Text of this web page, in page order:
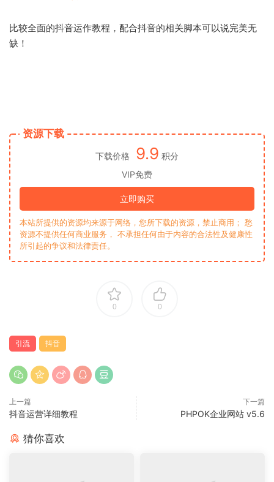
比较全面的抖音运作教程，配合抖音的相关脚本可以说完美无
缺！
资源下载
下载价格 9.9 积分
VIP免费
立即购买
本站所提供的资源均来源于网络，您所下载的资源，禁止商用； 愁
资源不提供任何商业服务， 不承担任何由于内容的合法性及健康性
所引起的争议和法律责任。
0 0
引流 抖音
上一篇
抖音运营详细教程
下一篇
PHPOK企业网站 v5.6
猜你喜欢